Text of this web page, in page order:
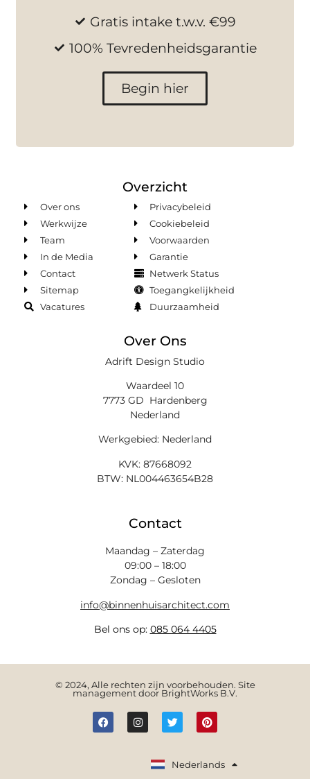
Gratis intake t.w.v. €99
100% Tevredenheidsgarantie
Begin hier
Overzicht
Over ons
Werkwijze
Team
In de Media
Contact
Sitemap
Vacatures
Privacybeleid
Cookiebeleid
Voorwaarden
Garantie
Netwerk Status
Toegangkelijkheid
Duurzaamheid
Over Ons
Adrift Design Studio
Waardeel 10
7773 GD Hardenberg
Nederland
Werkgebied: Nederland
KVK: 87668092
BTW: NL004463654B28
Contact
Maandag – Zaterdag
09:00 – 18:00
Zondag – Gesloten
info@binnenhuisarchitect.com
Bel ons op: 085 064 4405
© 2024, Alle rechten zijn voorbehouden. Site
management door BrightWorks B.V.
Nederlands
English